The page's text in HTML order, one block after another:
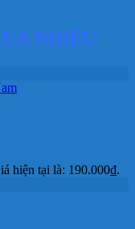
NHIỀU
hiện tại là: 190.000₫.